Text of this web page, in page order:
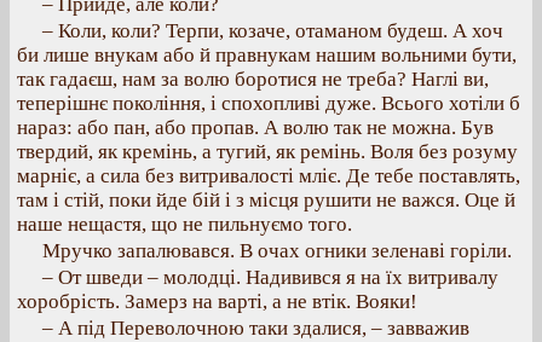
– Коли, коли? Терпи, козаче, отаманом будеш. А хоч
би лише внукам або й правнукам нашим вольними бути,
так гадаєш, нам за волю боротися не треба? Наглі ви,
теперішнє покоління, і спохопливі дуже. Всього хотіли б
нараз: або пан, або пропав. А волю так не можна. Був
твердий, як кремінь, а тугий, як ремінь. Воля без розуму
марніє, а сила без витривалості мліє. Де тебе поставлять,
там і стій, поки йде бій і з місця рушити не важся. Оце й
наше нещастя, що не пильнуємо того.
Мручко запалювався. В очах огники зеленаві горіли.
– От шведи – молодці. Надивився я на їх витривалу
хоробрість. Замерз на варті, а не втік. Вояки!
– А під Переволочною таки здалися, – завважив